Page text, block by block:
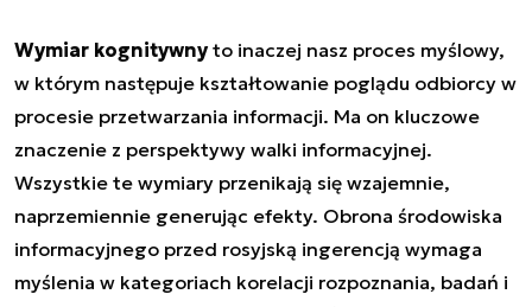
Wymiar kognitywnyto inaczej nasz proces myślowy,
w którym następuje kształtowanie poglądu odbiorcy w
procesie przetwarzania informacji. Ma on kluczowe
znaczenie z perspektywy walki informacyjnej.
Wszystkie te wymiary przenikają się wzajemnie,
naprzemiennie generując efekty. Obrona środowiska
informacyjnego przed rosyjską ingerencją wymaga
myślenia w kategoriach korelacji rozpoznania, badań i